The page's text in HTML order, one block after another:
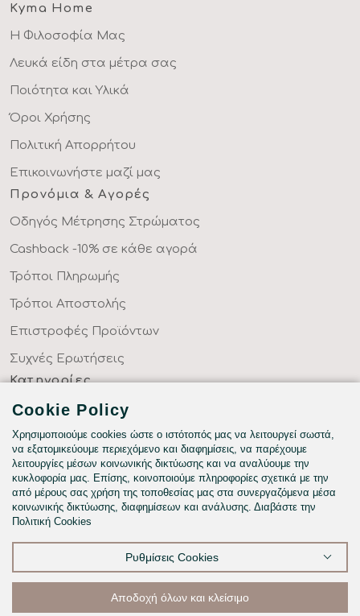
Kyma Home
Η Φιλοσοφία Μας
Λευκά είδη στα μέτρα σας
Ποιότητα και Υλικά
Όροι Χρήσης
Πολιτική Απορρήτου
Επικοινωνήστε μαζί μας
Προνόμια & Αγορές
Οδηγός Μέτρησης Στρώματος
Cashback -10% σε κάθε αγορά
Τρόποι Πληρωμής
Τρόποι Αποστολής
Επιστροφές Προϊόντων
Συχνές Ερωτήσεις
Κατηγορίες
ΣΕΝΤΟΝΙΑ ΣΤΑ ΜΕΤΡΑ ΣΑΣ
ΥΦΑΣΜΑΤΑ ΜΕ ΤΟ ΜΕΤΡΟ
ΥΠΝΟΔΩΜΑΤΙΟ
HOTEL & BNB
ΠΑΙΔΙΚΟ - ΕΦΗΒΙΚΟ
Cookie Policy
Χρησιμοποιούμε cookies ώστε ο ιστότοπός μας να λειτουργεί σωστά,
να εξατομικεύουμε περιεχόμενο και διαφημίσεις, να παρέχουμε
λειτουργίες μέσων κοινωνικής δικτύωσης και να αναλύουμε την
κυκλοφορία μας. Επίσης, κοινοποιούμε πληροφορίες σχετικά με την
από μέρους σας χρήση της τοποθεσίας μας στα συνεργαζόμενα μέσα
κοινωνικής δικτύωσης, διαφημίσεων και ανάλυσης. Διαβάστε την
Πολιτική Cookies
Ρυθμίσεις Cookies
Αποδοχή όλων και κλείσιμο